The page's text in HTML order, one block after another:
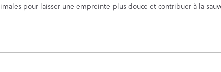
pour laisser une empreinte plus douce et contribuer à la